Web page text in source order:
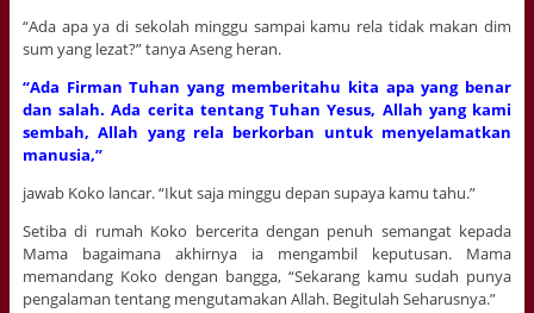
“Ada apa ya di sekolah minggu sampai kamu rela tidak makan dim
sum yang lezat?” tanya Aseng heran.
“Ada Firman Tuhan yang memberitahu kita apa yang benar
dan salah. Ada cerita tentang Tuhan Yesus, Allah yang kami
sembah, Allah yang rela berkorban untuk menyelamatkan
manusia,”
jawab Koko lancar. “Ikut saja minggu depan supaya kamu tahu.”
Setiba di rumah Koko bercerita dengan penuh semangat kepada
Mama bagaimana akhirnya ia mengambil keputusan. Mama
memandang Koko dengan bangga, “Sekarang kamu sudah punya
pengalaman tentang mengutamakan Allah. Begitulah Seharusnya.”